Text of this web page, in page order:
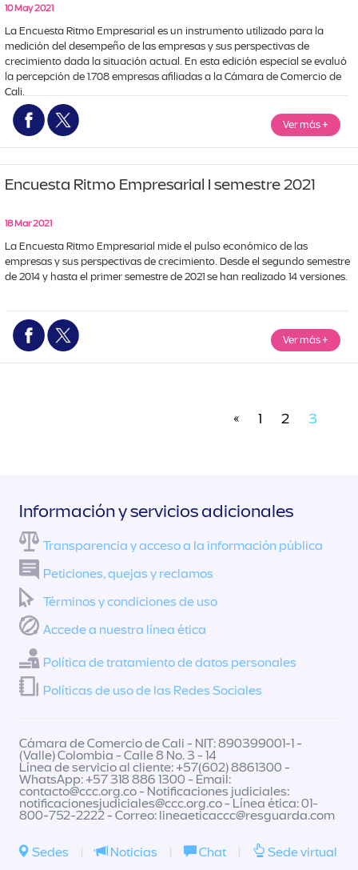
10 May 2021
La Encuesta Ritmo Empresarial es un instrumento utilizado para la
medición del desempeño de las empresas y sus perspectivas de
crecimiento dada la situación actual. En esta edición especial se evaluó
la percepción de 1.708 empresas afiliadas a la Cámara de Comercio de
Cali.
Ver más+
Encuesta Ritmo Empresarial I semestre 2021
18 Mar 2021
La Encuesta Ritmo Empresarial mide el pulso económico de las
empresas y sus perspectivas de crecimiento. Desde el segundo semestre
de 2014 y hasta el primer semestre de 2021 se han realizado 14 versiones.
Ver más+
« 1 2 3
Información y servicios adicionales
Transparencia y acceso a la información pública
Peticiones, quejas y reclamos
Términos y condiciones de uso
Accede a nuestra línea ética
Política de tratamiento de datos personales
Políticas de uso de las Redes Sociales
Cámara de Comercio de Cali - NIT: 890399001-1 -
(Valle) Colombia - Calle 8 No. 3 - 14
Línea de servicio al cliente: +57(602) 8861300 -
WhatsApp: +57 318 886 1300 - Email:
contacto@ccc.org.co- Notificaciones judiciales:
notificacionesjudiciales@ccc.org.co- Línea ética: 01-
800-752-2222 - Correo: lineaeticaccc@resguarda.com
Sedes | Noticias | Chat | Sede virtual